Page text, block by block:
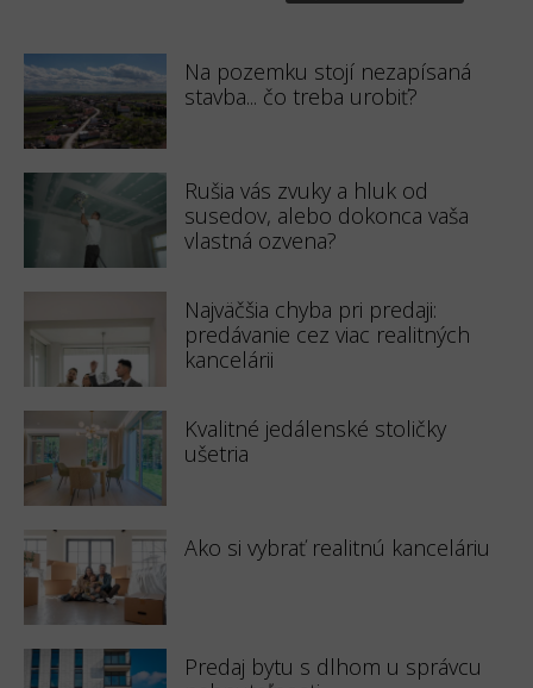
Na pozemku stojí nezapísaná
stavba... čo treba urobiť?
Rušia vás zvuky a hluk od
susedov, alebo dokonca vaša
vlastná ozvena?
Najväčšia chyba pri predaji:
predávanie cez viac realitných
kancelárii
Kvalitné jedálenské stoličky
ušetria
Ako si vybrať realitnú kanceláriu
Predaj bytu s dlhom u správcu